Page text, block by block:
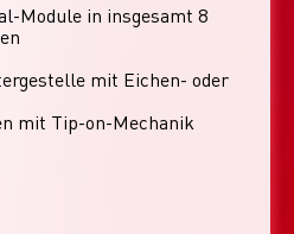
Module​ in insgesamt 8
mit Eichen- oder
mit Tip-on-Mechanik